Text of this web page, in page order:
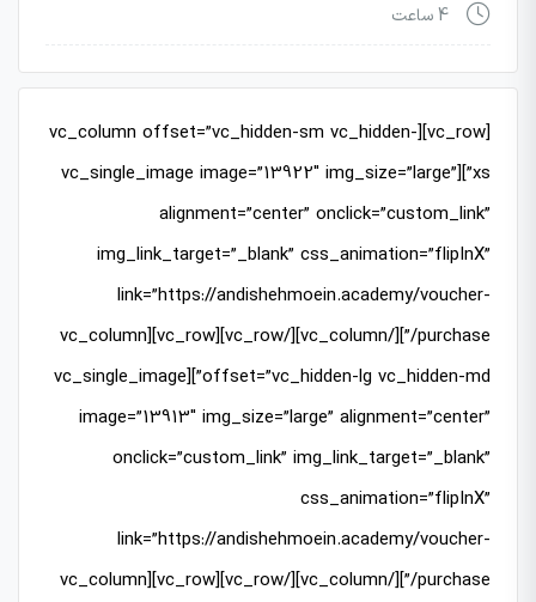
4 ساعت
[vc_row][vc_column offset=”vc_hidden-sm vc_hidden-
xs”][vc_single_image image=”13922″ img_size=”large”
alignment=”center” onclick=”custom_link”
img_link_target=”_blank” css_animation=”flipInX”
link=”https://andishehmoein.academy/voucher-
purchase/”][/vc_column][/vc_row][vc_row][vc_column
offset=”vc_hidden-lg vc_hidden-md”][vc_single_image
image=”13913″ img_size=”large” alignment=”center”
onclick=”custom_link” img_link_target=”_blank”
css_animation=”flipInX”
link=”https://andishehmoein.academy/voucher-
purchase/”][/vc_column][/vc_row][vc_row][vc_column